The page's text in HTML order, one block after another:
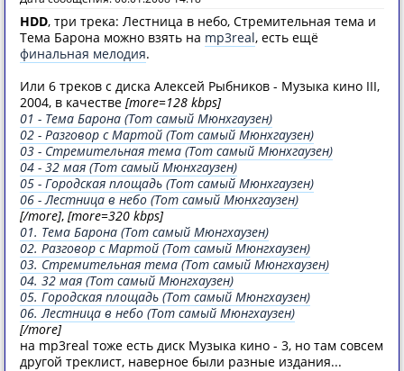
HDD, три трека: Лестница в небо, Стремительная тема и
Тема Барона можно взять на mp3real, есть ещё
финальная мелодия.
Или 6 треков с диска Алексей Рыбников - Музыка кино III,
2004, в качестве [more=128 kbps]
01 - Тема Барона (Тот самый Мюнхгаузен)
02 - Разговор с Мартой (Тот самый Мюнхгаузен)
03 - Стремительная тема (Тот самый Мюнхгаузен)
04 - 32 мая (Тот самый Мюнхгаузен)
05 - Городская площадь (Тот самый Мюнхгаузен)
06 - Лестница в небо (Тот самый Мюнхгаузен)
[/more], [more=320 kbps]
01. Тема Барона (Тот самый Мюнгхаузен)
02. Разговор с Мартой (Тот самый Мюнгхаузен)
03. Стремительная тема (Тот самый Мюнгхаузен)
04. 32 мая (Тот самый Мюнгхаузен)
05. Городская площадь (Тот самый Мюнгхаузен)
06. Лестница в небо (Тот самый Мюнгхаузен)
[/more]
на mp3real тоже есть диск Музыка кино - 3, но там совсем
другой треклист, наверное были разные издания...